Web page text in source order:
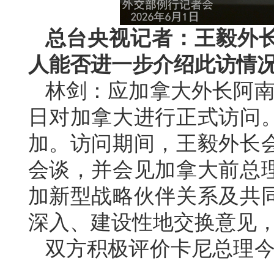
总台央视记者：王毅外
人能否进一步介绍此访情
林剑：应加拿大外长阿
日对加拿大进行正式访问
加。访问期间，王毅外长
会谈，并会见加拿大前总
加新型战略伙伴关系及共
深入、建设性地交换意见
双方积极评价卡尼总理